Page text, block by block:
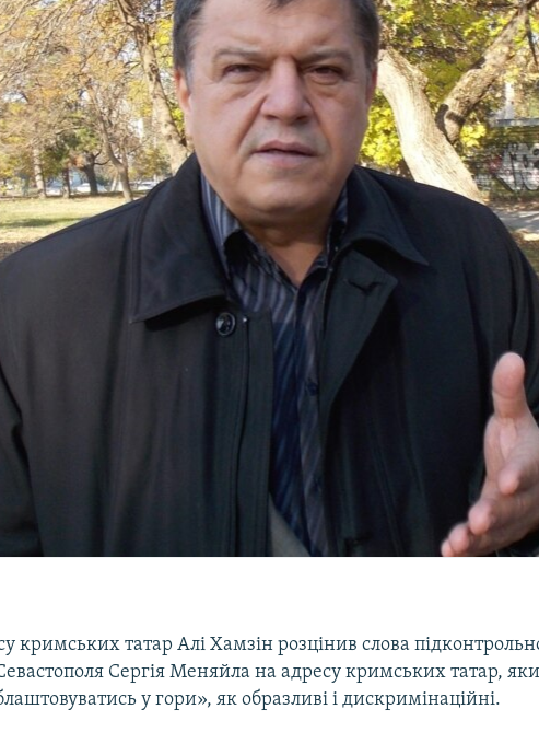
кримських татар Алі Хамзін розцінив слова
Сергія Меняйла на адресу кримських татар,
у гори», як образливі і дискримінаційні.